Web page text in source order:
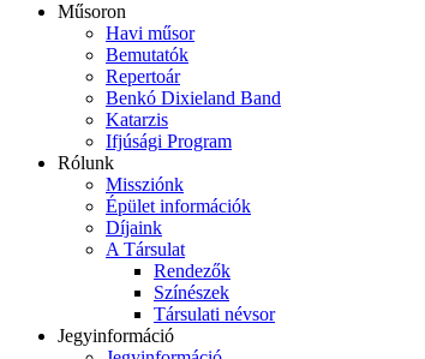
Műsoron
Havi műsor
Bemutatók
Repertoár
Benkó Dixieland Band
Katarzis
Ifjúsági Program
Rólunk
Missziónk
Épület információk
Díjaink
A Társulat
Rendezők
Színészek
Társulati névsor
Jegyinformáció